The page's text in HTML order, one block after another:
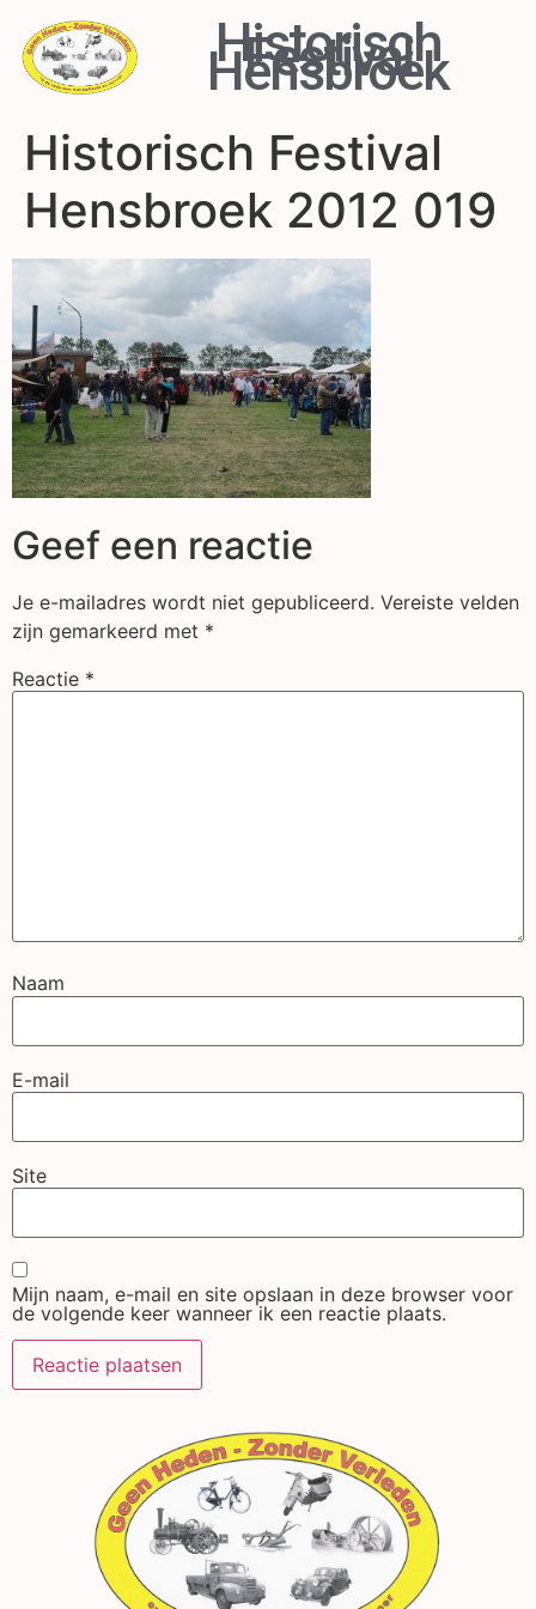
Historisch
Festival
Hensbroek
Historisch Festival
Hensbroek 2012 019
Geef een reactie
Je e-mailadres wordt niet gepubliceerd. Vereiste velden
zijn gemarkeerd met *
Reactie *
Naam
E-mail
Site
Mijn naam, e-mail en site opslaan in deze browser voor
de volgende keer wanneer ik een reactie plaats.